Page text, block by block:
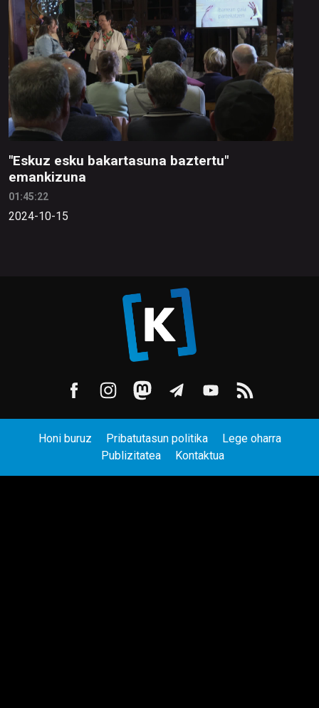
"Eskuz esku bakartasuna baztertu"
emankizuna
01:45:22
2024-10-15
Honi buruz Pribatutasun politika
Lege oharra
Publizitatea
Kontaktua